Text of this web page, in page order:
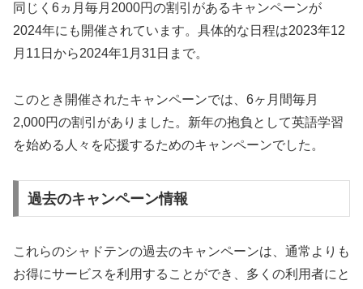
同じく6ヵ月毎月2000円の割引があるキャンペーンが
2024年にも開催されています。具体的な日程は2023年12
月11日から2024年1月31日まで。
このとき開催されたキャンペーンでは、6ヶ月間毎月
2,000円の割引がありました。新年の抱負として英語学習
を始める人々を応援するためのキャンペーンでした。
過去のキャンペーン情報
これらのシャドテンの過去のキャンペーンは、通常よりも
お得にサービスを利用することができ、多くの利用者にと